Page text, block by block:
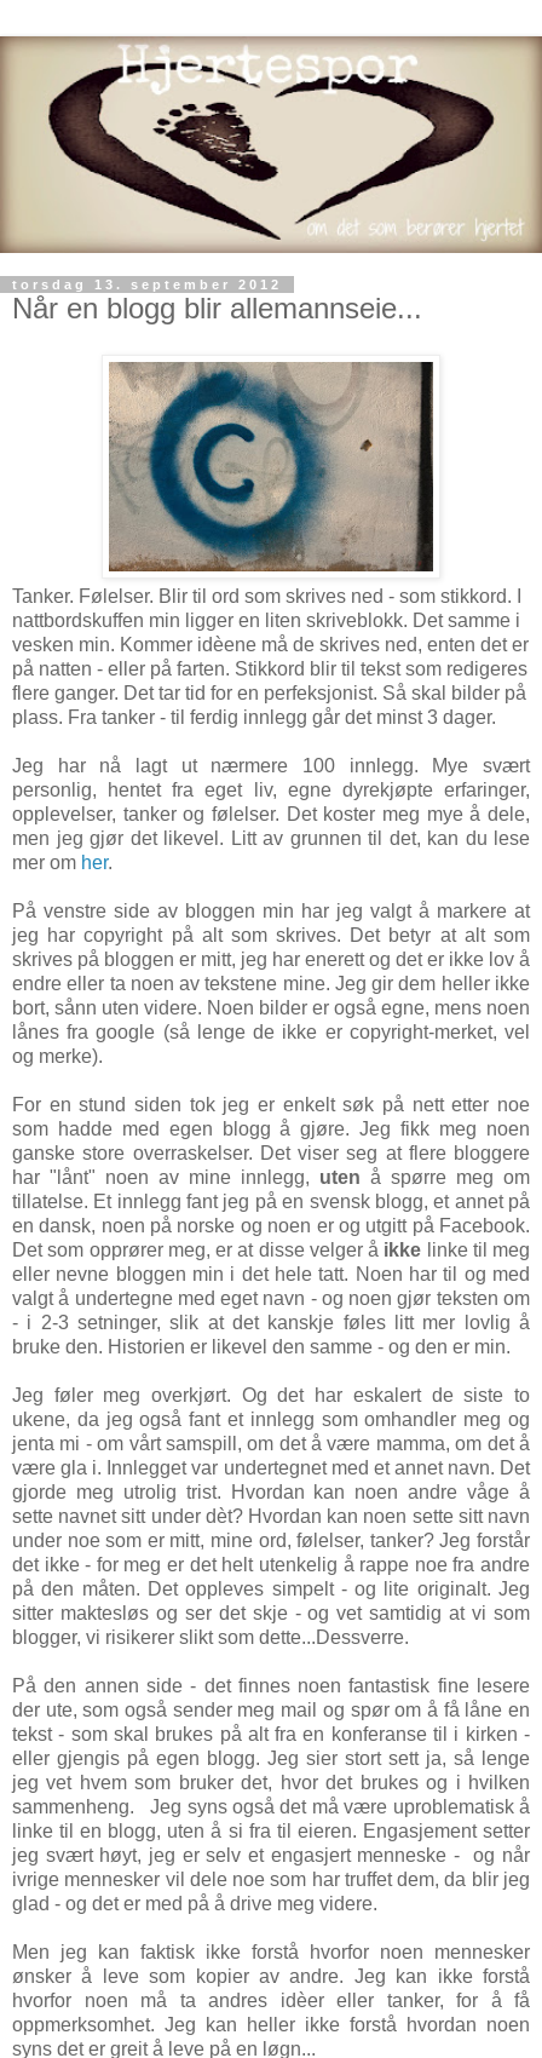
torsdag 13. september 2012
Når en blogg blir allemannseie...
Tanker. Følelser. Blir til ord som skrives ned - som stikkord. I
nattbordskuffen min ligger en liten skriveblokk. Det samme i
vesken min. Kommer idèene må de skrives ned, enten det er
på natten - eller på farten. Stikkord blir til tekst som redigeres
flere ganger. Det tar tid for en perfeksjonist. Så skal bilder på
plass. Fra tanker - til ferdig innlegg går det minst 3 dager.
Jeg har nå lagt ut nærmere 100 innlegg. Mye svært
personlig, hentet fra eget liv, egne dyrekjøpte erfaringer,
opplevelser, tanker og følelser. Det koster meg mye å dele,
men jeg gjør det likevel. Litt av grunnen til det, kan du lese
mer om her.
På venstre side av bloggen min har jeg valgt å markere at
jeg har copyright på alt som skrives. Det betyr at alt som
skrives på bloggen er mitt, jeg har enerett og det er ikke lov å
endre eller ta noen av tekstene mine. Jeg gir dem heller ikke
bort, sånn uten videre. Noen bilder er også egne, mens noen
lånes fra google (så lenge de ikke er copyright-merket, vel
og merke).
For en stund siden tok jeg er enkelt søk på nett etter noe
som hadde med egen blogg å gjøre. Jeg fikk meg noen
ganske store overraskelser. Det viser seg at flere bloggere
har "lånt" noen av mine innlegg, uten å spørre meg om
tillatelse. Et innlegg fant jeg på en svensk blogg, et annet på
en dansk, noen på norske og noen er og utgitt på Facebook.
Det som opprører meg, er at disse velger å ikke linke til meg
eller nevne bloggen min i det hele tatt. Noen har til og med
valgt å undertegne med eget navn - og noen gjør teksten om
- i 2-3 setninger, slik at det kanskje føles litt mer lovlig å
bruke den. Historien er likevel den samme - og den er min.
Jeg føler meg overkjørt. Og det har eskalert de siste to
ukene, da jeg også fant et innlegg som omhandler meg og
jenta mi - om vårt samspill, om det å være mamma, om det å
være gla i. Innlegget var undertegnet med et annet navn. Det
gjorde meg utrolig trist. Hvordan kan noen andre våge å
sette navnet sitt under dèt? Hvordan kan noen sette sitt navn
under noe som er mitt, mine ord, følelser, tanker? Jeg forstår
det ikke - for meg er det helt utenkelig å rappe noe fra andre
på den måten. Det oppleves simpelt - og lite originalt. Jeg
sitter maktesløs og ser det skje - og vet samtidig at vi som
blogger, vi risikerer slikt som dette...Dessverre.
På den annen side - det finnes noen fantastisk fine lesere
der ute, som også sender meg mail og spør om å få låne en
tekst - som skal brukes på alt fra en konferanse til i kirken -
eller gjengis på egen blogg. Jeg sier stort sett ja, så lenge
jeg vet hvem som bruker det, hvor det brukes og i hvilken
sammenheng. Jeg syns også det må være uproblematisk å
linke til en blogg, uten å si fra til eieren. Engasjement setter
jeg svært høyt, jeg er selv et engasjert menneske - og når
ivrige mennesker vil dele noe som har truffet dem, da blir jeg
glad - og det er med på å drive meg videre.
Men jeg kan faktisk ikke forstå hvorfor noen mennesker
ønsker å leve som kopier av andre. Jeg kan ikke forstå
hvorfor noen må ta andres idèer eller tanker, for å få
oppmerksomhet. Jeg kan heller ikke forstå hvordan noen
syns det er greit å leve på en løgn...